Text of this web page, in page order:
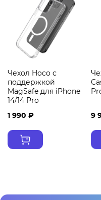
Чехол Hoco с
поддержкой
MagSafe для iPhone
14/14 Pro
1 990 ₽
9